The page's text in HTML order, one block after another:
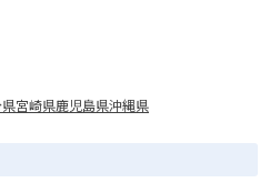
宮崎県鹿児島県沖縄県